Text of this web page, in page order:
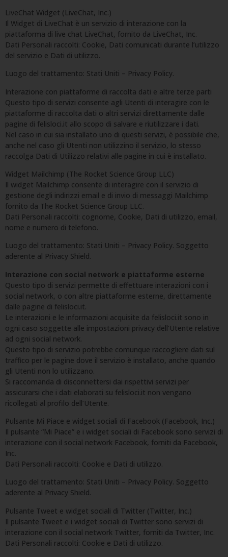
LiveChat Widget (LiveChat, Inc.)
Il Widget di LiveChat è un servizio di interazione con la
piattaforma di live chat LiveChat, fornito da LiveChat, Inc.
Dati Personali raccolti: Cookie, Dati comunicati durante l’utilizzo
del servizio e Dati di utilizzo.
Luogo del trattamento: Stati Uniti – Privacy Policy.
Interazione con piattaforme di raccolta dati e altre terze parti
Questo tipo di servizi consente agli Utenti di interagire con le
piattaforme di raccolta dati o altri servizi direttamente dalle
pagine di felisloci.it allo scopo di salvare e riutilizzare i dati.
Nel caso in cui sia installato uno di questi servizi, è possibile che,
anche nel caso gli Utenti non utilizzino il servizio, lo stesso
raccolga Dati di Utilizzo relativi alle pagine in cui è installato.
Widget Mailchimp (The Rocket Science Group LLC)
Il widget Mailchimp consente di interagire con il servizio di
gestione degli indirizzi email e di invio di messaggi Mailchimp
fornito da The Rocket Science Group LLC.
Dati Personali raccolti: cognome, Cookie, Dati di utilizzo, email,
nome e numero di telefono.
Luogo del trattamento: Stati Uniti – Privacy Policy. Soggetto
aderente al Privacy Shield.
Interazione con social network e piattaforme esterne
Questo tipo di servizi permette di effettuare interazioni con i
social network, o con altre piattaforme esterne, direttamente
dalle pagine di felisloci.it.
Le interazioni e le informazioni acquisite da felisloci.it sono in
ogni caso soggette alle impostazioni privacy dell’Utente relative
ad ogni social network.
Questo tipo di servizio potrebbe comunque raccogliere dati sul
traffico per le pagine dove il servizio è installato, anche quando
gli Utenti non lo utilizzano.
Si raccomanda di disconnettersi dai rispettivi servizi per
assicurarsi che i dati elaborati su felisloci.it non vengano
ricollegati al profilo dell’Utente.
Pulsante Mi Piace e widget sociali di Facebook (Facebook, Inc.)
Il pulsante “Mi Piace” e i widget sociali di Facebook sono servizi di
interazione con il social network Facebook, forniti da Facebook,
Inc.
Dati Personali raccolti: Cookie e Dati di utilizzo.
Luogo del trattamento: Stati Uniti – Privacy Policy. Soggetto
aderente al Privacy Shield.
Pulsante Tweet e widget sociali di Twitter (Twitter, Inc.)
Il pulsante Tweet e i widget sociali di Twitter sono servizi di
interazione con il social network Twitter, forniti da Twitter, Inc.
Dati Personali raccolti: Cookie e Dati di utilizzo.